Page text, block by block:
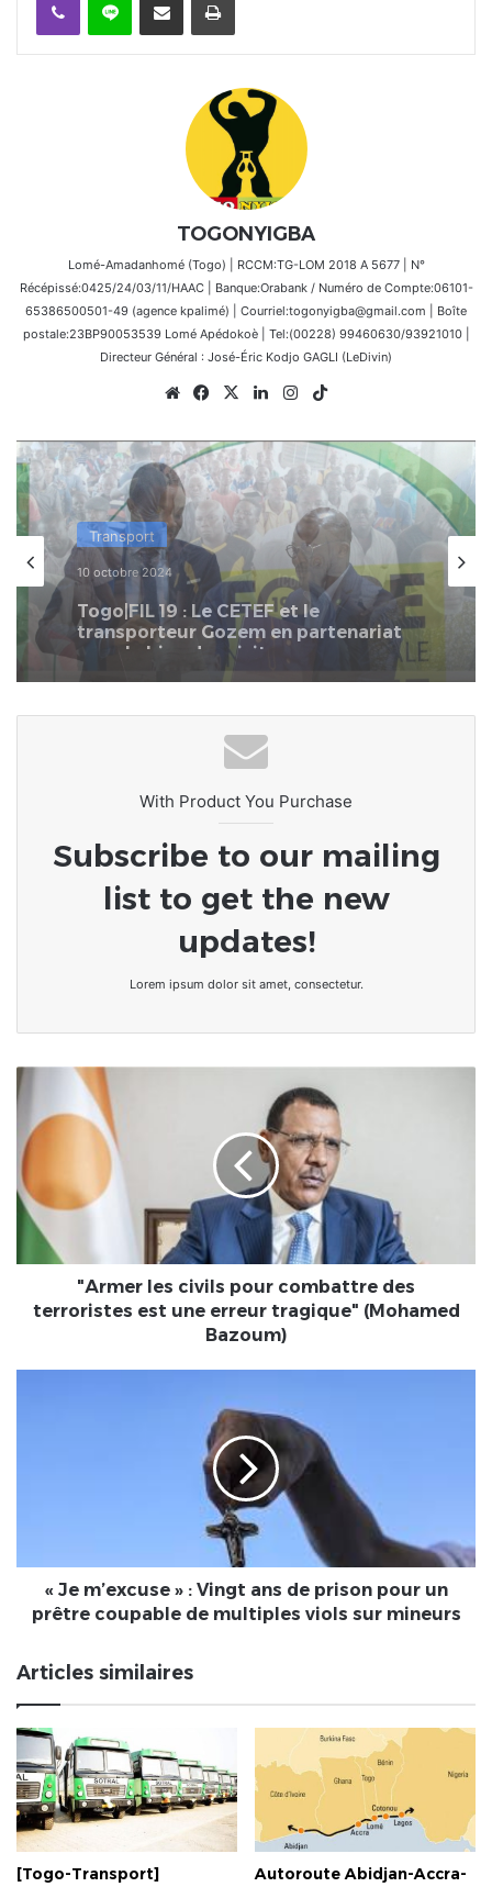
TOGONYIGBA
Lomé-Amadanhomé (Togo) | RCCM:TG-LOM 2018 A 5677 | N°
Récépissé:0425/24/03/11/HAAC | Banque:Orabank / Numéro de Compte:06101-
65386500501-49 (agence kpalimé) | Courriel:togonyigba@gmail.com | Boîte
postale:23BP90053539 Lomé Apédokoè | Tel:(00228) 99460630/93921010 |
Directeur Général : José-Éric Kodjo GAGLI (LeDivin)
WebsiteFacebook
X LinkedinInstagram
Transport
21 mai 2024
Togo | Transport routier : Les
conducteurs de Taxi disent « Oui » à
la DSR et « Non » à la BM
With Product You Purchase
Subscribe to our mailing
list to get the new
updates!
Lorem ipsum dolor sit amet, consectetur.
"Armer
les
civils
pour
des
terroristes
une
tragique"
"Armer les civils pour combattre des
terroristes est une erreur tragique" (Mohamed
Bazoum)
pour
prêtre
multiples
viols
sur
mineurs
« Je m’excuse » : Vingt ans de prison pour un
prêtre coupable de multiples viols sur mineurs
Articles similaires
[Togo-Transport]
Autoroute Abidjan-Accra-